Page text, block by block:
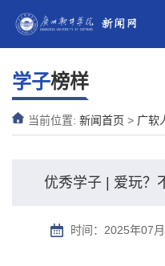
学子榜样
当前位置: 新闻首页 > 广软
优秀学子 | 爱玩？
时间：2025年07